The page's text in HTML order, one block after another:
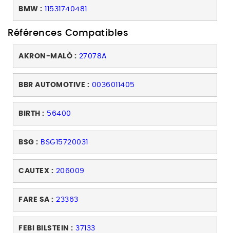
BMW : 11531740481
Références Compatibles
AKRON-MALÒ : 27078A
BBR AUTOMOTIVE : 0036011405
BIRTH : 56400
BSG : BSG15720031
CAUTEX : 206009
FARE SA : 23363
FEBI BILSTEIN : 37133